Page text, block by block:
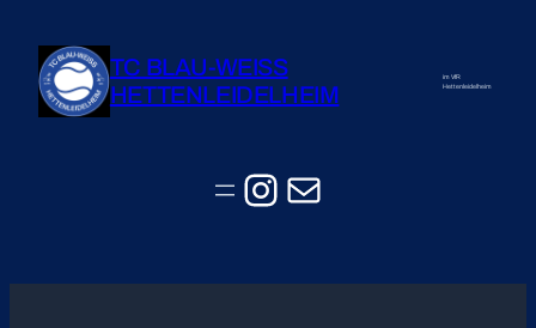
TC BLAU-WEISS
HETTENLEIDELHEIM
im VfR
Hettenleidelheim
Instagram
E-Mail